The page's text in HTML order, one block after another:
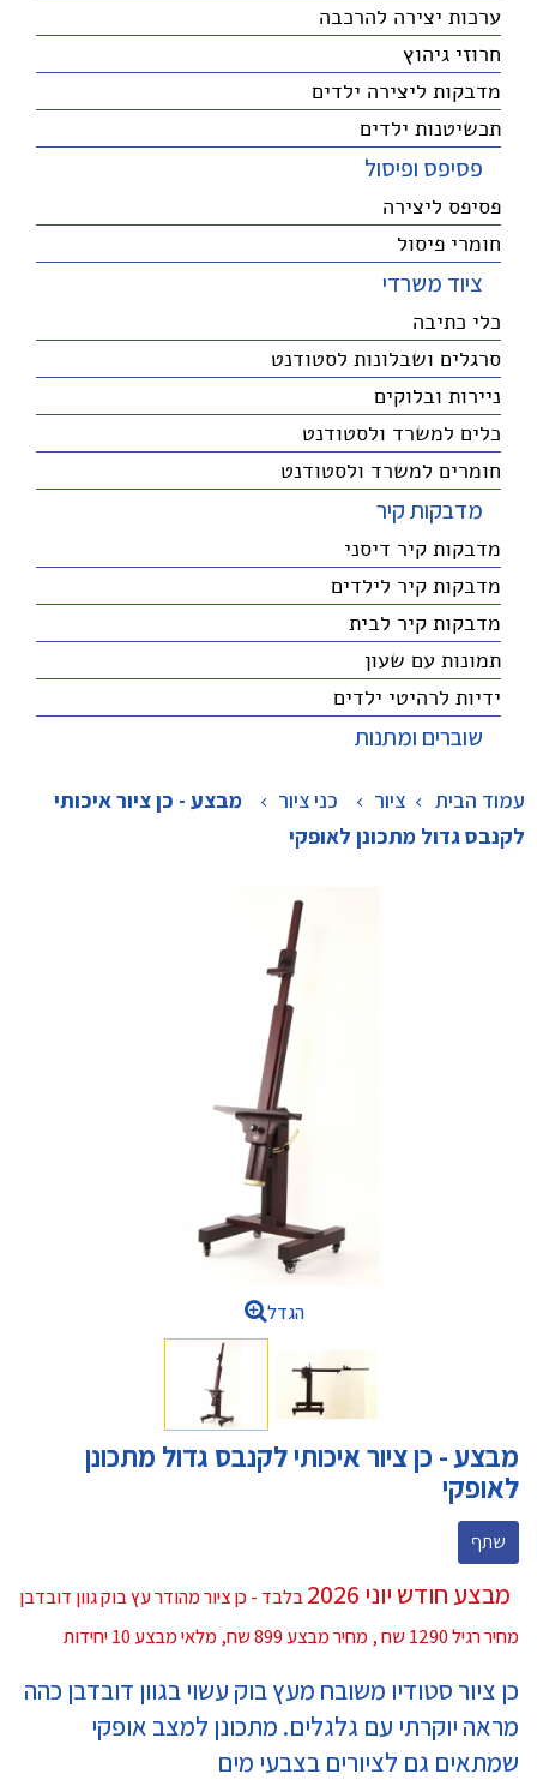
ערכות יצירה להרכבה
חרוזי גיהוץ
מדבקות ליצירה ילדים
תכשיטנות ילדים
פסיפס ופיסול
פסיפס ליצירה
חומרי פיסול
ציוד משרדי
כלי כתיבה
סרגלים ושבלונות לסטודנט
ניירות ובלוקים
כלים למשרד ולסטודנט
חומרים למשרד ולסטודנט
מדבקות קיר
מדבקות קיר דיסני
מדבקות קיר לילדים
מדבקות קיר לבית
תמונות עם שעון
ידיות לרהיטי ילדים
שוברים ומתנות
עמוד הבית ציור > כני ציור >
מבצע - כן ציור איכותי
לקנבס גדול מתכונן לאופקי
הגדל
מבצע - כן ציור איכותי לקנבס גדול מתכונן
לאופקי
שתף
מבצע חודש יוני 2026
בלבד - כן ציור מהודר עץ בוק גוון דובדבן
מחיר רגיל 1290 שח , מחיר מבצע 899 שח, מלאי מבצע 10 יחידות
כן ציור סטודיו משובח מעץ בוק עשוי בגוון דובדבן כהה
מראה יוקרתי עם גלגלים. מתכונן למצב אופקי
שמתאים גם לציורים בצבעי מים